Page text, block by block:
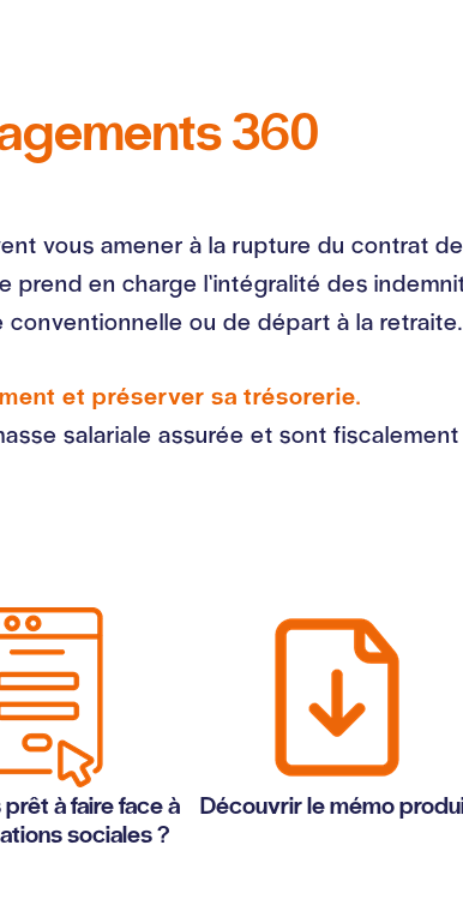
360
vous amener à la rupture du contrat
prend en charge l’intégralité des
ou de départ à la retraite.
et préserver sa trésorerie.
salariale assurée et sont
à faire face à
sociales ?
Découvrir le mémo